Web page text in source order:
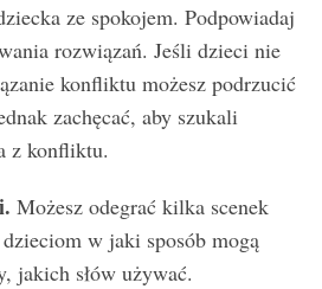
ze spokojem. Podpowiadaj
rozwiązań. Jeśli dzieci nie
konfliktu możesz podrzucić
zachęcać, aby szukali
z konfliktu.
Możesz odegrać kilka scenek
w jaki sposób mogą
jakich słów używać.